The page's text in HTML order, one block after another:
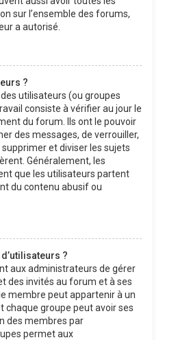
sur l’ensemble des forums,
a autorisé.
?
utilisateurs (ou groupes
consiste à vérifier au jour le
du forum. Ils ont le pouvoir
des messages, de verrouiller,
et diviser les sujets
Généralement, les
que les utilisateurs partent
du contenu abusif ou
?
aux administrateurs de gérer
des invités au forum et à ses
membre peut appartenir à un
chaque groupe peut avoir ses
des membres par
permet aux